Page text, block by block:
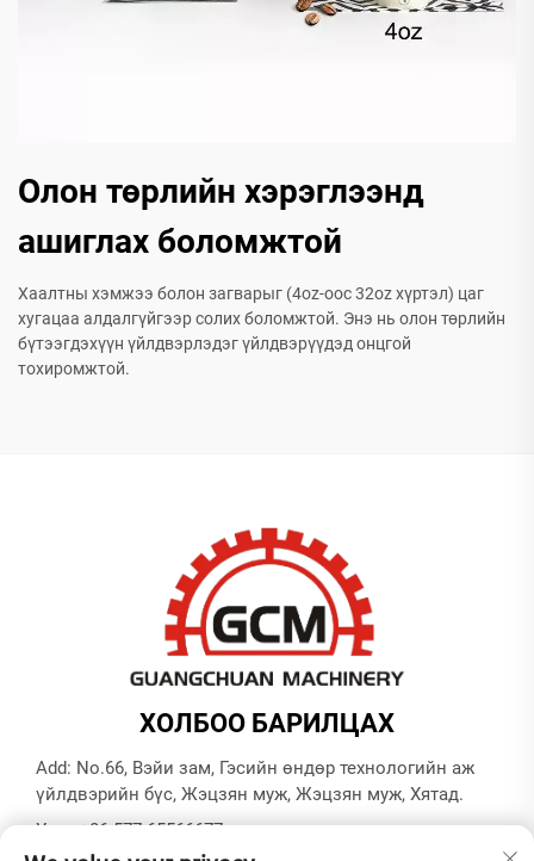
Олон төрлийн хэрэглээнд
ашиглах боломжтой
Хаалтны хэмжээ болон загварыг (4oz-оос 32oz хүртэл) цаг
хугацаа алдалгүйгээр солих боломжтой. Энэ нь олон төрлийн
бүтээгдэхүүн үйлдвэрлэдэг үйлдвэрүүдэд онцгой
тохиромжтой.
ХОЛБОО БАРИЛЦАХ
Add: No.66, Вэйи зам, Гэсийн өндөр технологийн аж
үйлдвэрийн бүс, Жэцзян муж, Жэцзян муж, Хятад.
Утас:+86-577-65566677